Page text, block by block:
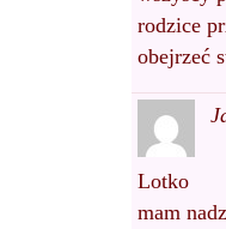
rodzice
obejrzeć
Lotko
mam